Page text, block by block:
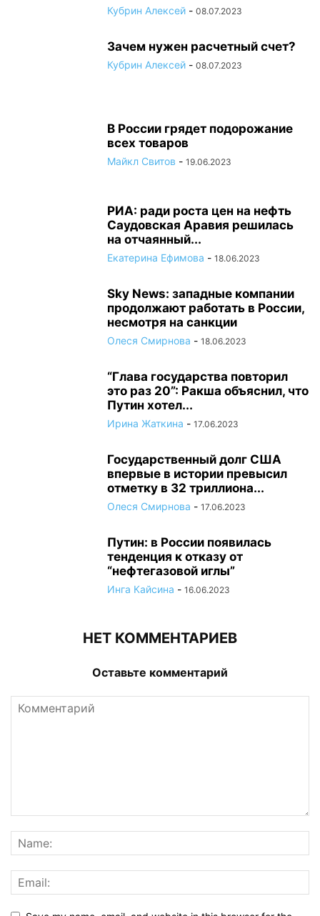
Кубрин Алексей - 08.07.2023
Зачем нужен расчетный счет?
Кубрин Алексей - 08.07.2023
В России грядет подорожание
всех товаров
Майкл Свитов - 19.06.2023
РИА: ради роста цен на нефть
Саудовская Аравия решилась
на отчаянный...
Екатерина Ефимова - 18.06.2023
Sky News: западные компании
продолжают работать в России,
несмотря на санкции
Олеся Смирнова - 18.06.2023
“Глава государства повторил
это раз 20”: Ракша объяснил, что
Путин хотел...
Ирина Жаткина - 17.06.2023
Государственный долг США
впервые в истории превысил
отметку в 32 триллиона...
Олеся Смирнова - 17.06.2023
Путин: в России появилась
тенденция к отказу от
“нефтегазовой иглы”
Инга Кайсина - 16.06.2023
НЕТ КОММЕНТАРИЕВ
Оставьте комментарий